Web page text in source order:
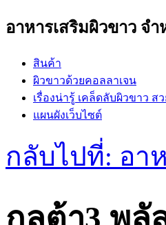
อาหารเสริมผิวขาว จำ
สินค้า
ผิวขาวด้วยคอลลาเจน
เรื่องน่ารู้ เคล็ดลับผิวขาว ส
แผนผังเว็บไซต์
กลับไปที่: อา